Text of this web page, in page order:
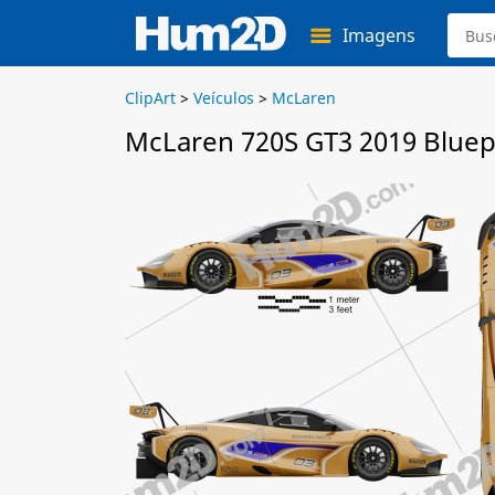
Imagens
ClipArt > Veículos > McLaren
McLaren 720S GT3 2019